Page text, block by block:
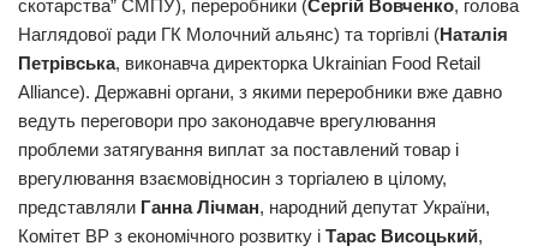
скотарства” СМПУ), переробники (Сергій Вовченко, голова
Наглядової ради ГК Молочний альянс) та торгівлі (Наталія
Петрівська, виконавча директорка Ukrainian Food Retail
Alliance). Державні органи, з якими переробники вже давно
ведуть переговори про законодавче врегулювання
проблеми затягування виплат за поставлений товар і
врегулювання взаємовідносин з торгіалею в цілому,
представляли Ганна Лічман, народний депутат України,
Комітет ВР з економічного розвитку і Тарас Висоцький,